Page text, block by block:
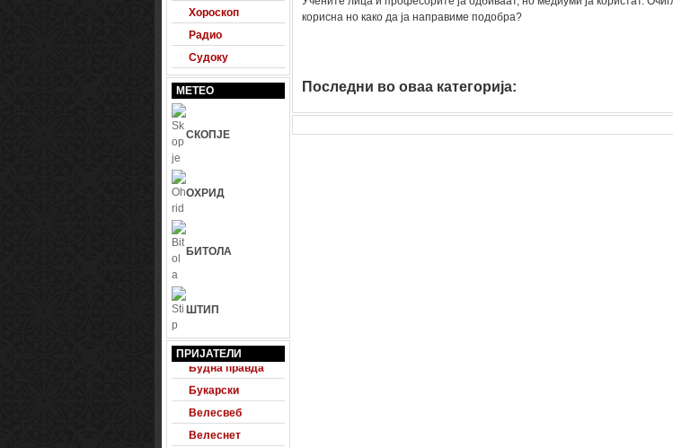
Хороскоп
Радио
Судоку
МЕТЕО
СКОПЈЕ
ОХРИД
БИТОЛА
ШТИП
ПРИЈАТЕЛИ
24 Фудбал
Будна правда
Букарски
Велесвеб
Велеснет
корисна но како да ја направиме подобра?
Последни во оваа категорија: